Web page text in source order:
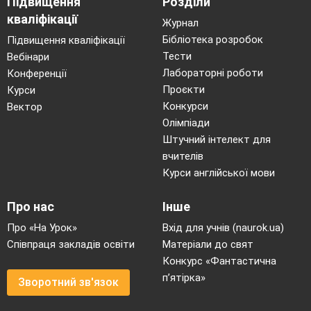
1.
Як погано звичку мати
Всім про все розповідати,
Те, що треба і не треба,
Як нема на те потреби?
Ось в одного мужика
Тому він її провчив
І мовчати научив.
Що за казка підкажіть
І цю жіночку назвіть.
кваліфікації
Підвищення кваліфікації
Вебінари
Конференції
Курси
Вектор
Журнал
Бібліотека розробок
Тести
Лабораторні роботи
Проєкти
Конкурси
Олімпіади
Штучний інтелект для
вчителів
Курси англійської мови
Про нас
Про «На Урок»
Співпраця закладів освіти
Зворотний зв'язок
Інше
Вхід для учнів (naurok.ua)
Матеріали до свят
Конкурс «Фантастична
п’ятірка»